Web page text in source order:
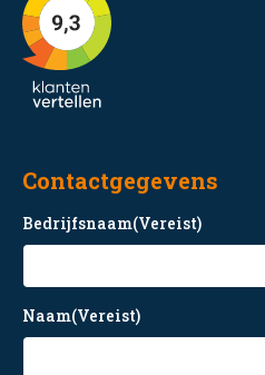
Contactgegevens
Bedrijfsnaam(Vereist)
Naam(Vereist)